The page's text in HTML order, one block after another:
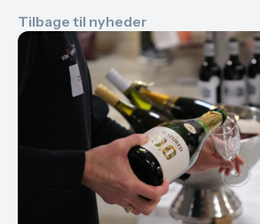
Tilbage til nyheder